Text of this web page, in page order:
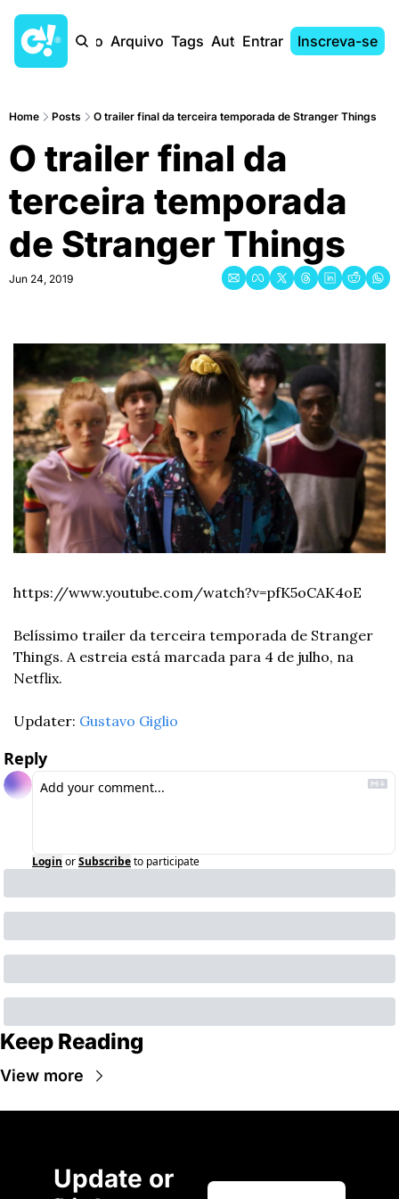
Início Arquivo Tags AutoresEntrar Inscreva-se
Home Posts O trailer final da terceira temporada de Stranger Things
O trailer final da
terceira temporada
de Stranger Things
Jun 24, 2019
https://www.youtube.com/watch?v=pfK5oCAK4oE
Belíssimo trailer da terceira temporada de Stranger
Things. A estreia está marcada para 4 de julho, na
Netflix.
Updater: Gustavo Giglio
Reply
Login orSubscribeto participate
Keep Reading
View more
Update or